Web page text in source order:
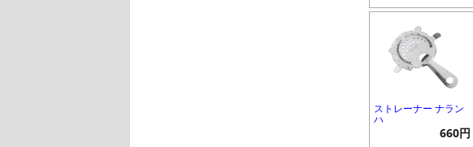
ストレーナー ナラン
ハ
660円